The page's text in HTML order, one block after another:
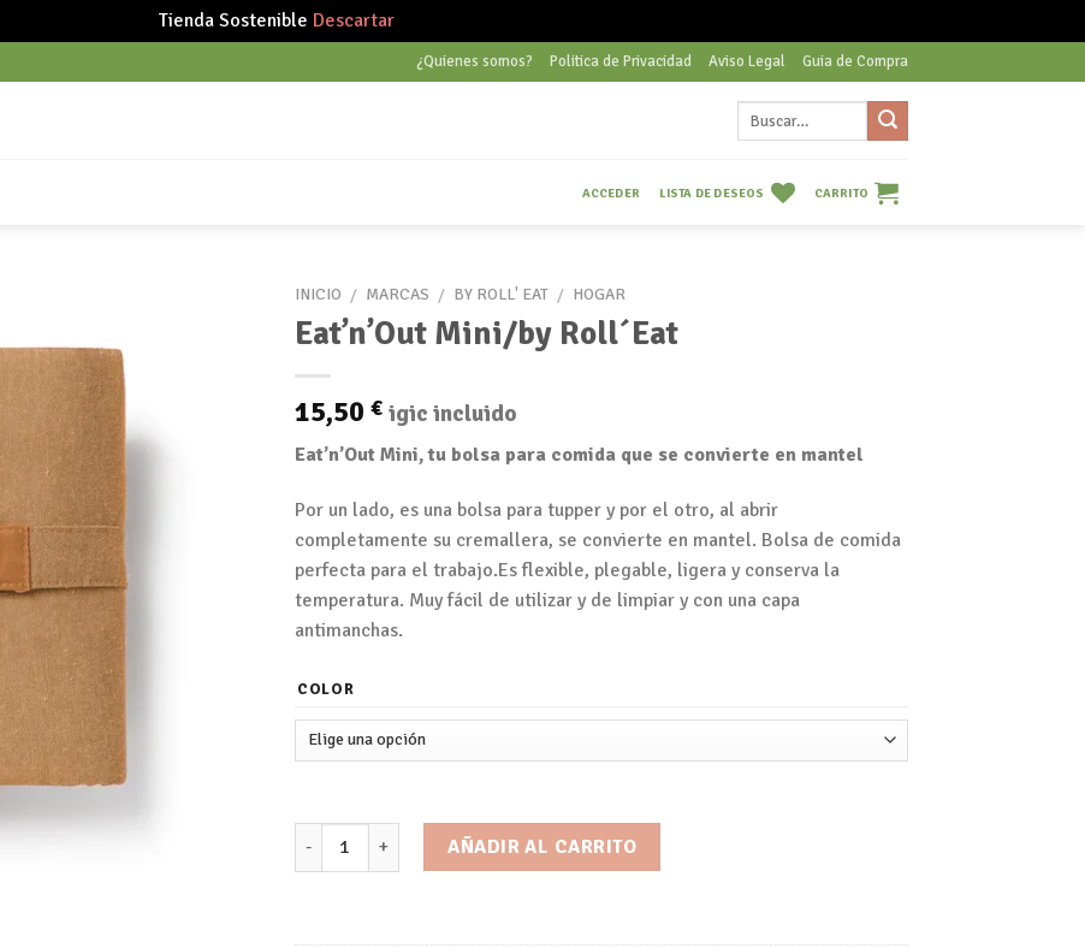
Tienda Sostenible Descartar
¿Quienes somos? Politica de Privacidad Aviso Legal Guia de Compra
ACCEDER LISTA DE DESEOS CARRITO
INICIO / MARCAS / BY ROLL' EAT / HOGAR
Eat’n’Out Mini/by Roll´Eat
15,50 € igic incluido
Eat’n’Out Mini, tu bolsa para comida que se convierte en mantel
Por un lado, es una bolsa para tupper y por el otro, al abrir
completamente su cremallera, se convierte en mantel. Bolsa de comida
perfecta para el trabajo.Es flexible, plegable, ligera y conserva la
temperatura. Muy fácil de utilizar y de limpiar y con una capa
antimanchas.
COLOR
Eat'n'Out Mini/by Roll´Eat cantidad
AÑADIR AL CARRITO